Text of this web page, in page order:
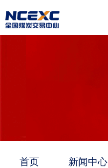
首页 新闻中心